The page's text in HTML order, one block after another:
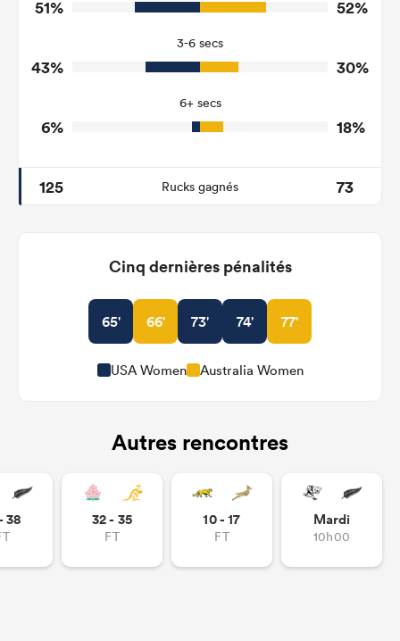
6
2
4
0
Tackle Offload Allowed
51% 52%
3-6 secs
43% 30%
6+ secs
6% 18%
125 Rucks gagnés 73
Cinq dernières pénalités
65' 66' 73' 74' 77'
USA Women Australia Women
Autres rencontres
38 32 - 35
FT
10 - 17
FT
Mardi
10h00